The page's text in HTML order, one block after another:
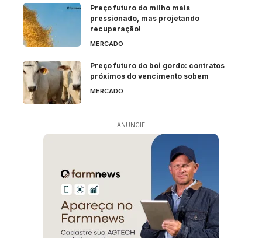
Preço futuro do milho mais
pressionado, mas projetando
recuperação!
MERCADO
Preço futuro do boi gordo: contratos
próximos do vencimento sobem
MERCADO
- ANUNCIE -